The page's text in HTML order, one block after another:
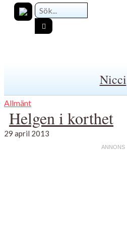
Nicci
Allmänt
Helgen i korthet
29 april 2013